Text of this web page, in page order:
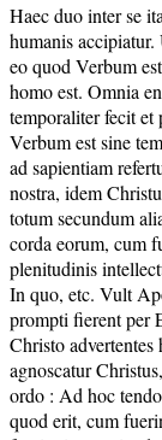
Haec duo inter se
humanis
eo quod Verbum
homo est. Omnia
temporaliter fecit et
Verbum est sine
ad sapientiam
nostra, idem
totum secundum
corda eorum, cum
plenitudinis
In quo, etc. Vult
prompti fierent per
Christo advertentes
agnoscatur
ordo : Ad hoc
quod erit, cum